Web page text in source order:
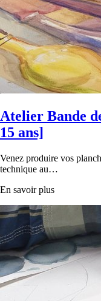
Atelier Bande
15 ans]
Venez produire vos
technique au…
En savoir plus